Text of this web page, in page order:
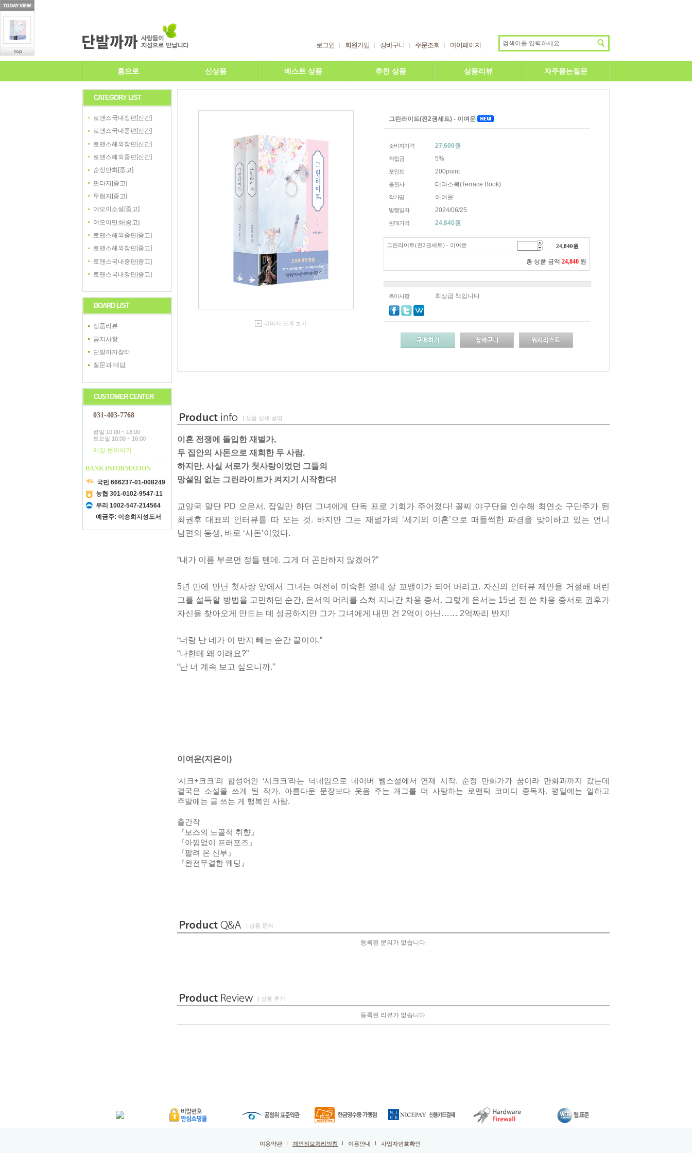
로그인 회원가입 장바구니 주문조회 마이페이지
홈으로 신상품 베스트 상품 추천 상품 상품리뷰 자주묻는질문
CATEGORY LIST
로맨스국내장편[신간]
로맨스국내중편[신간]
로맨스해외장편[신간]
로맨스해외중편[신간]
순정만화[중고]
판타지[중고]
무협지[중고]
야오이소설[중고]
야오이만화[중고]
로맨스해외중편[중고]
로맨스해외장편[중고]
로맨스국내중편[중고]
로맨스국내장편[중고]
BOARD LIST
상품리뷰
공지사항
단발까까장터
질문과 대답
CUSTOMER CENTER
031-403-7768
평일 10:00 ~ 18:00
토요일 10:00 ~ 16:00
메일 문의하기
BANK INFORMATION
국민 666237-01-008249
농협 301-0102-9547-11
우리 1002-547-214564
예금주: 이승희지성도서
이미지 크게 보기
그린라이트(전2권세트) - 이여운
소비자가격 27,600원
적립금 5%
포인트 200point
출판사 테라스북(Terrace Book)
작가명 이여운
발행일자 2024/06/25
판매가격 24,840원
그린라이트(전2권세트) - 이여운 24,840원
총 상품 금액 24,840 원
특이사항 최상급 책입니다
| 상품 상세 설명
이혼 전쟁에 돌입한 재벌가,
두 집안의 사돈으로 재회한 두 사람.
하지만, 사실 서로가 첫사랑이었던 그들의
망설임 없는 그린라이트가 켜지기 시작한다!
교양국 말단 PD 오은서, 잡일만 하던 그녀에게 단독 프로 기회가 주어졌다! 꼴찌 야구단을 인수해 최연소 구단주가 된
최권후 대표의 인터뷰를 따 오는 것. 하지만 그는 재벌가의 ‘세기의 이혼’으로 떠들썩한 파경을 맞이하고 있는 언니
남편의 동생, 바로 ‘사돈’이었다.
“내가 이름 부르면 정들 텐데. 그게 더 곤란하지 않겠어?”
5년 만에 만난 첫사랑 앞에서 그녀는 여전히 미숙한 열네 살 꼬맹이가 되어 버리고. 자신의 인터뷰 제안을 거절해 버린
그를 설득할 방법을 고민하던 순간, 은서의 머리를 스쳐 지나간 차용 증서. 그렇게 은서는 15년 전 쓴 차용 증서로 권후가
자신을 찾아오게 만드는 데 성공하지만 그가 그녀에게 내민 건 2억이 아닌…… 2억짜리 반지!
“너랑 난 네가 이 반지 빼는 순간 끝이야.”
“나한테 왜 이래요?”
“난 너 계속 보고 싶으니까.”
이여운(지은이)
‘시크+크크’의 합성어인 ‘시크크’라는 닉네임으로 네이버 웹소설에서 연재 시작. 순정 만화가가 꿈이라 만화과까지 갔는데
결국은 소설을 쓰게 된 작가. 아름다운 문장보다 웃음 주는 개그를 더 사랑하는 로맨틱 코미디 중독자. 평일에는 일하고
주말에는 글 쓰는 게 행복인 사람.
출간작
『보스의 노골적 취향』
『아낌없이 프러포즈』
『팔려 온 신부』
『완전무결한 웨딩』
| 상품 문의
등록된 문의가 없습니다.
| 상품 후기
등록된 리뷰가 없습니다.
이용약관 개인정보처리방침 이용안내 사업자번호확인